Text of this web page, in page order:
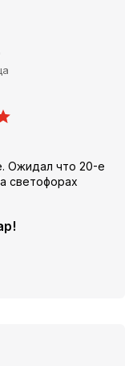
Ожидал что 20-е
светофорах